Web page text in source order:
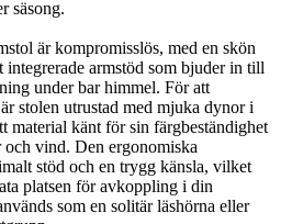
säsong.
är kompromisslös, med en skön
integrerade armstöd som bjuder in till
under bar himmel. För att
stolen utrustad med mjuka dynor i
material känt för sin färgbeständighet
och vind. Den ergonomiska
stöd och en trygg känsla, vilket
platsen för avkoppling i din
som en solitär läshörna eller